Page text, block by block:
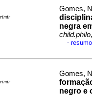
Gomes,
negra
child.philo
·
Gomes,
negro e